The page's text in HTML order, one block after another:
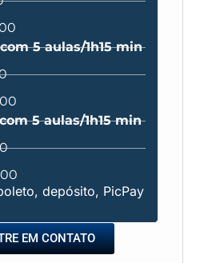
5 aulas/1h15 min
5 aulas/1h15 min
depósito, PicPay
EM CONTATO